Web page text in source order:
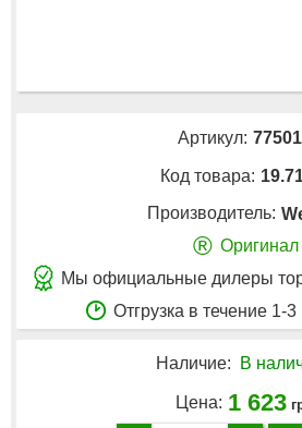
Артикул:
Код товара:
Производитель:
® Оригинал
Мы официальные дилеры
Отгрузка в течение 1-
Наличие: В
Цена: 1 623